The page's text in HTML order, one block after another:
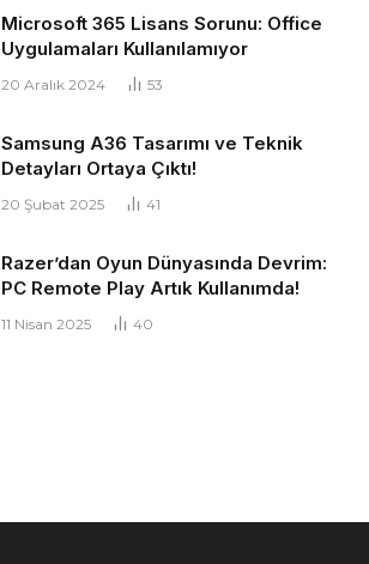
Microsoft 365 Lisans Sorunu: Office
Uygulamaları Kullanılamıyor
20 Aralık 2024 53
Samsung A36 Tasarımı ve Teknik
Detayları Ortaya Çıktı!
20 Şubat 2025 41
Razer’dan Oyun Dünyasında Devrim:
PC Remote Play Artık Kullanımda!
11 Nisan 2025 40